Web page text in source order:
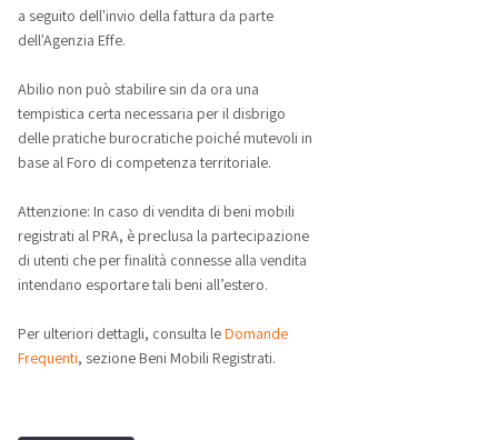
a seguito dell'invio della fattura da parte
dell'Agenzia Effe.
Abilio non può stabilire sin da ora una
tempistica certa necessaria per il disbrigo
delle pratiche burocratiche poiché mutevoli in
base al Foro di competenza territoriale.
Attenzione: In caso di vendita di beni mobili
registrati al PRA, è preclusa la partecipazione
di utenti che per finalità connesse alla vendita
intendano esportare tali beni all’estero.
Per ulteriori dettagli, consulta leDomande
Frequenti, sezione Beni Mobili Registrati.